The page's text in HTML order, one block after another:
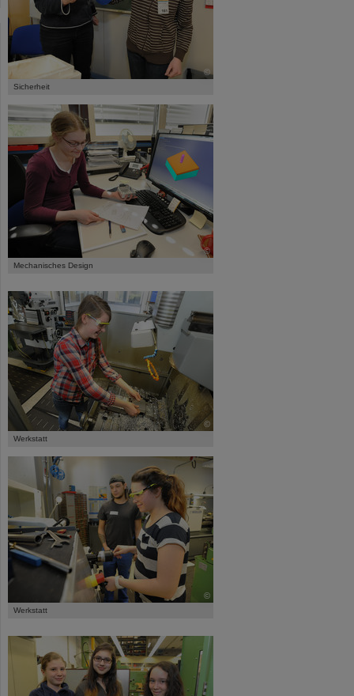
©
Sicherheit
©
Mechanisches Design
©
Werkstatt
©
Werkstatt